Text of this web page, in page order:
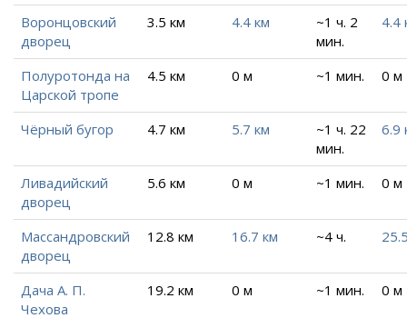
Воронцовский
дворец
3.5 км 4.4 км
~1 ч. 2
мин.
4.4
Полуротонда на
Царской тропе
4.5 км 0 м ~1 мин. 0 м
Чёрный бугор 4.7 км 5.7 км
~1 ч. 22
мин.
6.9
Ливадийский
дворец
5.6 км 0 м ~1 мин. 0 м
Массандровский
дворец
12.8 км 16.7 км ~4 ч.
Дача А. П.
Чехова
19.2 км 0 м ~1 мин. 0 м